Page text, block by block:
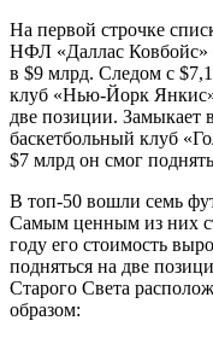
На первой строчке
НФЛ «Даллас Ковбойс»
в $9 млрд. Следом с
клуб «Нью-Йорк
две позиции. Замыкает
баскетбольный клуб
$7 млрд он смог
В топ-50 вошли семь
Самым ценным из них
году его стоимость
подняться на две
Старого Света
образом: